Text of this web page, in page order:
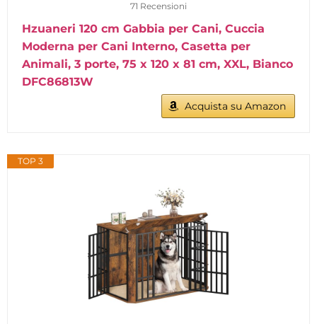
71 Recensioni
Hzuaneri 120 cm Gabbia per Cani, Cuccia
Moderna per Cani Interno, Casetta per
Animali, 3 porte, 75 x 120 x 81 cm, XXL, Bianco
DFC86813W
Acquista su Amazon
TOP 3